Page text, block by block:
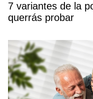
7 variantes de la
querrás probar